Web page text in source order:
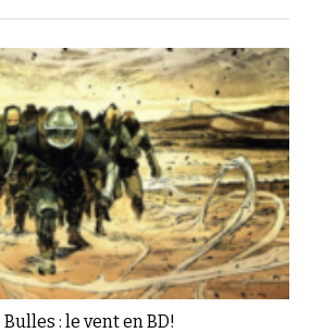
: le vent en BD!